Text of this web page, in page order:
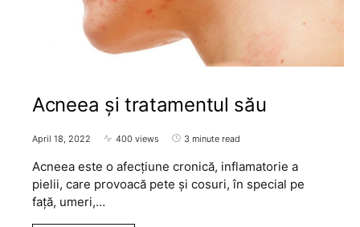
Acneea și tratamentul său
April 18, 2022 400 views 3 minute read
Acneea este o afecțiune cronică, inflamatorie a
pielii, care provoacă pete și cosuri, în special pe
față, umeri,…